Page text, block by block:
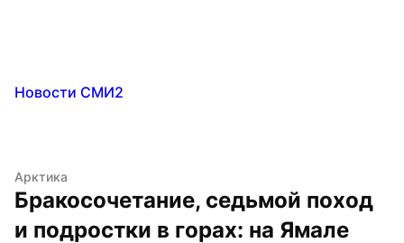
Новости СМИ2
Арктика
Бракосочетание, седьмой поход
и подростки в горах: на Ямале